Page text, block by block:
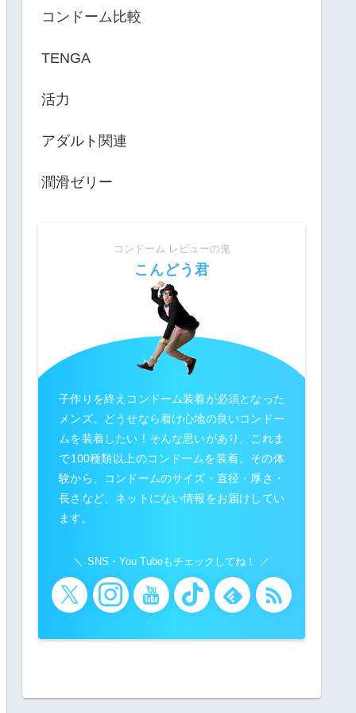
コンドーム比較
TENGA
活力
アダルト関連
潤滑ゼリー
コンドーム レビューの鬼
こんどう君
子作りを終えコンドーム装着が必須となった
メンズ。どうせなら着け心地の良いコンドー
ムを装着したい！そんな思いがあり、これま
で100種類以上のコンドームを装着。その体
験から、コンドームのサイズ・直径・厚さ・
長さなど、ネットにない情報をお届けしてい
ます。
SNS・You Tubeもチェックしてね！